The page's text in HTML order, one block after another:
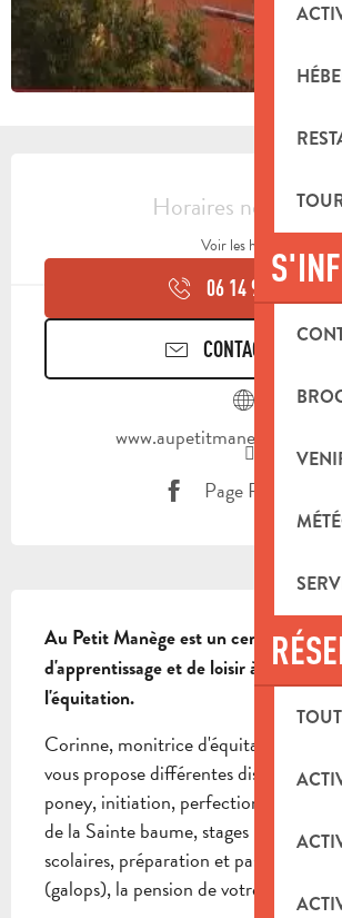
Horaires non
Voir les horaires
06 14 92 01 ▒▒
CONTACTEZ-NOUS
Page Facebook
Au Petit Manège est un centre
d'apprentissage et de loisir à la
l'équitation.
Corinne, monitrice d'équitation
vous propose différentes disciplines
poney, initiation, perfectionnement,
de la Sainte baume, stages pendant les
scolaires, préparation et passage
(galops), la pension de votre cheval ou